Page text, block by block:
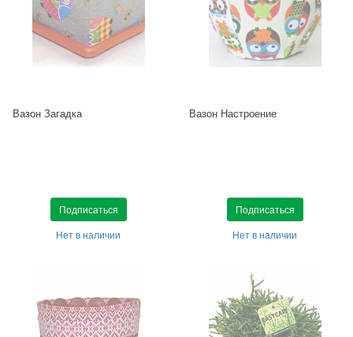
Вазон Загадка
Подписаться
Нет в наличии
Вазон Настроение
Подписаться
Нет в наличии